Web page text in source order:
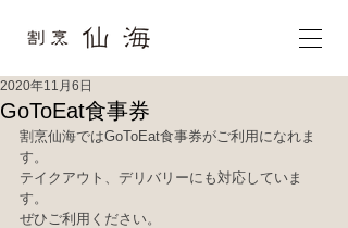
GoToEat食事券
2020年11月6日
割烹仙海ではGoToEat食事券がご利用になれま
す。
テイクアウト、デリバリーにも対応していま
す。
ぜひご利用ください。